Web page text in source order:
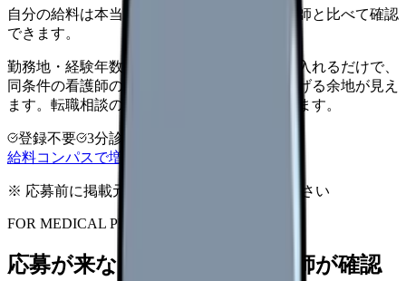
自分の給料は本当に上がる？同じ条件の看護師と比べて確認
できます。
勤務地・経験年数・施設タイプ・夜勤回数を入れるだけで、
同条件の看護師の中での現在地と、年収を上げる余地が見え
ます。転職相談の前に、まず数字で整理できます。
登録不要 3分診断
給料コンパスで増額余地を確認する
※ 応募前に掲載元の最新情報を確認してください
FOR MEDICAL PROVIDERS
応募が来ない求人票を、看護師が確認